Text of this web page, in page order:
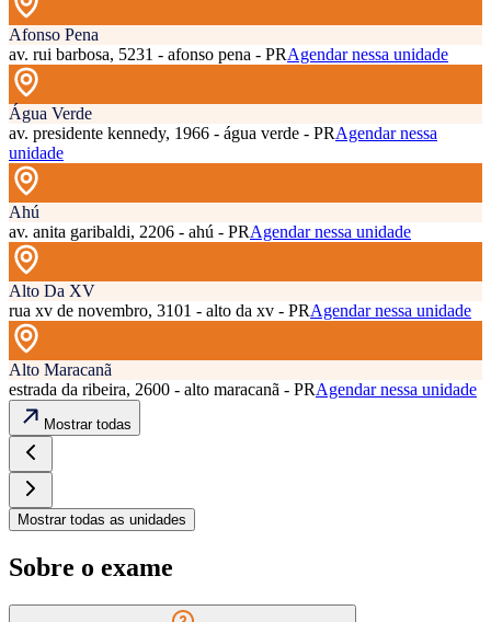
Afonso Pena
av. rui barbosa, 5231 - afonso pena - PRAgendar nessa unidade
Água Verde
av. presidente kennedy, 1966 - água verde - PRAgendar nessa
unidade
Ahú
av. anita garibaldi, 2206 - ahú - PRAgendar nessa unidade
Alto Da XV
rua xv de novembro, 3101 - alto da xv - PRAgendar nessa unidade
Alto Maracanã
estrada da ribeira, 2600 - alto maracanã - PRAgendar nessa unidade
Mostrar todas
Mostrar todas as unidades
Sobre o exame